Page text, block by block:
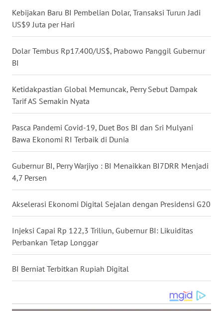
Kebijakan Baru BI Pembelian Dolar, Transaksi Turun Jadi
US$9 Juta per Hari
Dolar Tembus Rp17.400/US$, Prabowo Panggil Gubernur
BI
Ketidakpastian Global Memuncak, Perry Sebut Dampak
Tarif AS Semakin Nyata
Pasca Pandemi Covid-19, Duet Bos BI dan Sri Mulyani
Bawa Ekonomi RI Terbaik di Dunia
Gubernur BI, Perry Warjiyo : BI Menaikkan BI7DRR Menjadi
4,7 Persen
Akselerasi Ekonomi Digital Sejalan dengan Presidensi G20
Injeksi Capai Rp 122,3 Triliun, Gubernur BI: Likuiditas
Perbankan Tetap Longgar
BI Berniat Terbitkan Rupiah Digital
WN
LAMPUNG
JATENG
WN
NUSANTARA
WN
WN
WN